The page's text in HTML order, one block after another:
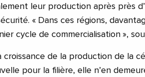
leur production après près
« Dans ces régions,
cycle de commercialisation »,
croissance de la production de la
pour la filière, elle n’en